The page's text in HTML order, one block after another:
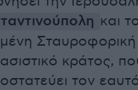
και
κράτος,
τον